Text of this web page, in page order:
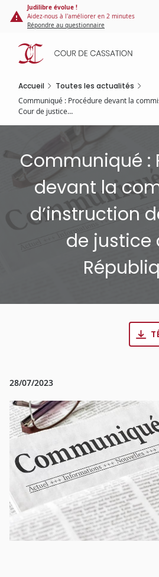
Panneau de gestion des cookies
contenu
principal
Judilibre évolue !
Aidez-nous à l'améliorer en 2 minutes
Répondre au questionnaire
Accueil Toutes les actualités
Communiqué : Procédure devant la
Cour de justice…
Communiqué :
devant la
d’instruction
de justice
28/07/2023